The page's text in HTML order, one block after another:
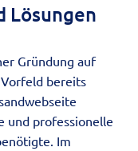
Lösungen
Gründung auf
bereits
und professionelle
Im